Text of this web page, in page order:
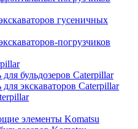
гусеничных
погрузчиков
для бульдозеров Caterpillar
для экскаваторов Caterpillar
элементы Komatsu